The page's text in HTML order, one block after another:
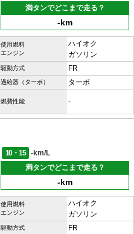
満タンでどこまで走る？
-km
使用燃料
エンジン
ハイオク
ガソリン
駆動方式 FR
過給器（ターボ） ターボ
燃費性能 -
10・15
-km/L
満タンでどこまで走る？
-km
使用燃料
エンジン
ハイオク
ガソリン
駆動方式 FR